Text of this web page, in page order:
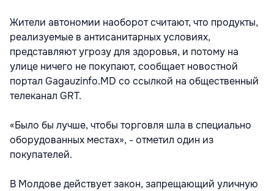
Жители автономии наоборот считают, что продукты,
реализуемые в антисанитарных условиях,
представляют угрозу для здоровья, и потому на
улице ничего не покупают, сообщает новостной
портал Gagauzinfo.MD со ссылкой на общественный
телеканал GRT.
«Было бы лучше, чтобы торговля шла в специально
оборудованных местах», - отметил один из
покупателей.
В Молдове действует закон, запрещающий уличную